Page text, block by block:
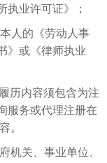
业许可证》
；
人的《劳动人事
》或《律师执业
历内容须包含为注
服务或代理注册在
。
机关、事业单位、